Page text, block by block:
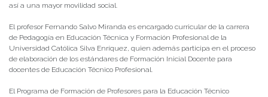
así a una mayor movilidad social.
El profesor Fernando Salvo Miranda es encargado curricular de la carrera
de Pedagogía en Educación Técnica y Formación Profesional de la
Universidad Católica Silva Enríquez, quien además participa en el proceso
de elaboración de los estándares de Formación Inicial Docente para
docentes de Educación Técnico Profesional.
El Programa de Formación de Profesores para la Educación Técnico